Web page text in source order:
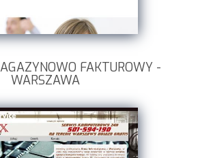
FAKTUROWY -
WARSZAWA